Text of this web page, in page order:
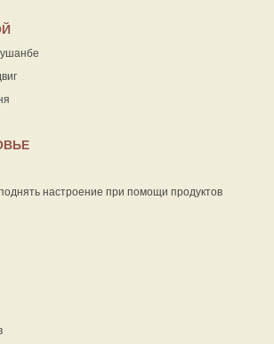
настроение при помощи продуктов